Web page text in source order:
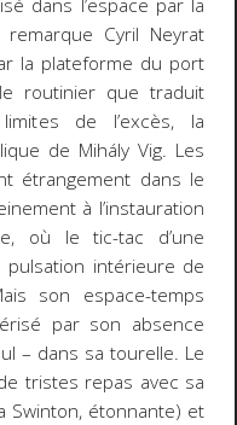
Cyril Neyrat
la plateforme du port
routinier que traduit
de l’excès, la
de Mihály Vig. Les
étrangement dans le
à l’instauration
où le tic-tac d’une
intérieure de
son espace-temps
par son absence
– dans sa tourelle. Le
tristes repas avec sa
Swinton, étonnante) et